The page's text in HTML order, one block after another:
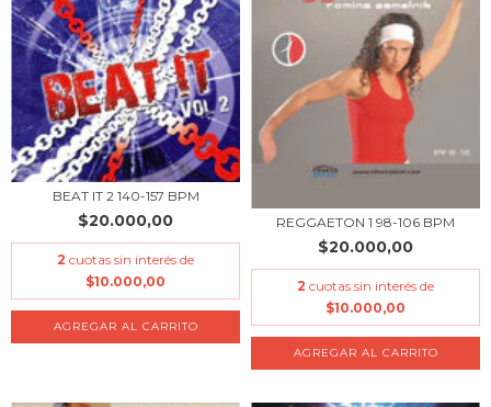
BEAT IT 2 140-157 BPM
$20.000,00
2 cuotas sin interés de
$10.000,00
REGGAETON 1 98-106 BPM
$20.000,00
2 cuotas sin interés de
$10.000,00